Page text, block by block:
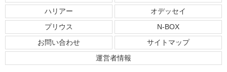
ハリアー
オデッセイ
プリウス
N-BOX
お問い合わせ
サイトマップ
運営者情報